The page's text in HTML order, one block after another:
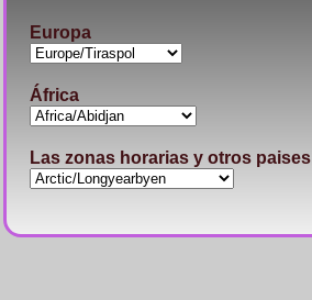
Europa
África
Las zonas horarias y otros paises